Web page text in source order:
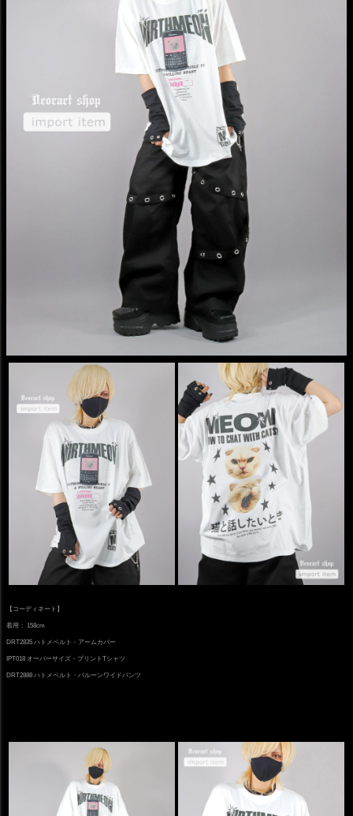
【コーディネート】
着用： 158cm
DRT2835 ハトメベルト・アームカバー
IPT018 オーバーサイズ・プリントTシャツ
DRT2888 ハトメベルト・バルーンワイドパンツ